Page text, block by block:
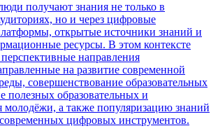
получают знания не только в
но и через цифровые
открытые источники знаний и
ресурсы. В этом контексте
направления
на развитие современной
совершенствование образовательных
полезных образовательных и
молодёжи, а также популяризацию знаний
цифровых инструментов.